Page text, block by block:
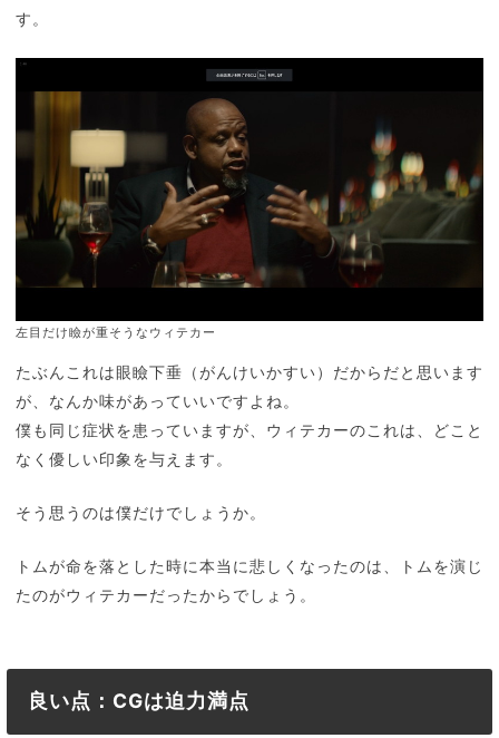
す。
左目だけ瞼が重そうなウィテカー
たぶんこれは眼瞼下垂（がんけいかすい）だからだと思います
が、なんか味があっていいですよね。
僕も同じ症状を患っていますが、ウィテカーのこれは、どこと
なく優しい印象を与えます。
そう思うのは僕だけでしょうか。
トムが命を落とした時に本当に悲しくなったのは、トムを演じ
たのがウィテカーだったからでしょう。
良い点：CGは迫力満点